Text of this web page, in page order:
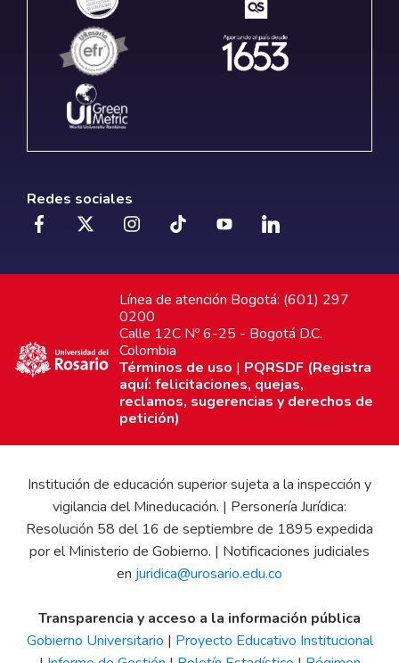
Normativas y políticas institucionales
Protección de datos
Documentos institucionales y legales
Redes sociales
Línea de atención Bogotá: (601) 297
0200
Calle 12C Nº 6-25 - Bogotá D.C.
Colombia
Términos de uso|PQRSDF (Registra
reclamos, sugerencias y derechos de
petición)